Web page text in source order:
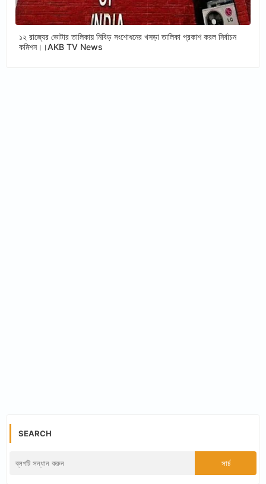
১২ রাজ্যের ভোটার তালিকায় নিবিড় সংশোধনের খসড়া তালিকা প্রকাশ করল নির্বাচন
কমিশন।।AKB TV News
SEARCH